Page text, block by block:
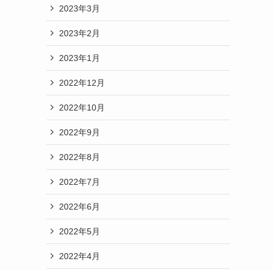
2023年3月
2023年2月
2023年1月
2022年12月
2022年10月
2022年9月
2022年8月
2022年7月
2022年6月
2022年5月
2022年4月